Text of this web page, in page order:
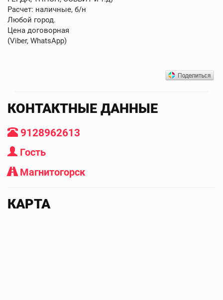
Расчет: наличные, б/н
Любой город.
Цена договорная
(Viber, WhatsApp)
КОНТАКТНЫЕ ДАННЫЕ
9128962613
Гость
Магнитогорск
КАРТА